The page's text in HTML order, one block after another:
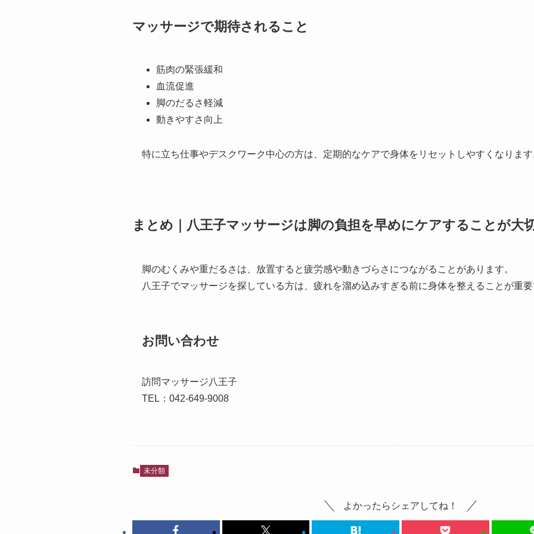
マッサージで期待されること
筋肉の緊張緩和
血流促進
脚のだるさ軽減
動きやすさ向上
特に立ち仕事やデスクワーク中心の方は、定期的なケアで身体をリセットしやすくなりま
まとめ｜八王子マッサージは脚の負担を早めにケアすることが大
脚のむくみや重だるさは、放置すると疲労感や動きづらさにつながることがあります。
八王子でマッサージを探している方は、疲れを溜め込みすぎる前に身体を整えることが重
お問い合わせ
訪問マッサージ八王子
TEL：042-649-9008
未分類
よかったらシェアしてね！